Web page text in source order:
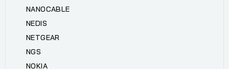
NANOCABLE
NEDIS
NETGEAR
NGS
NOKIA